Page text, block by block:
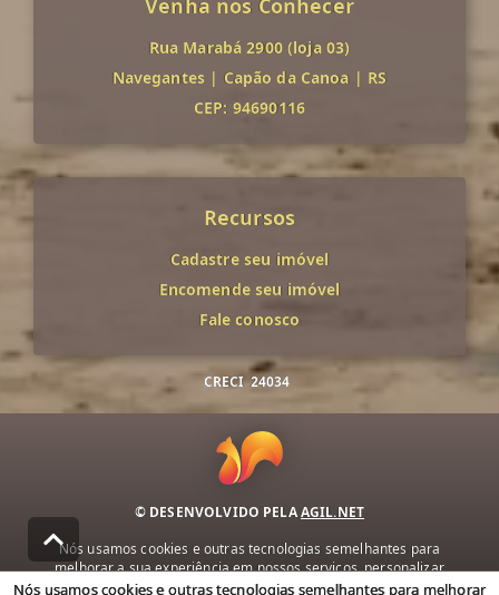
Venha nos Conhecer
Rua Marabá 2900 (loja 03)
Navegantes | Capão da Canoa | RS
CEP: 94690116
Recursos
Cadastre seu imóvel
Encomende seu imóvel
Fale conosco
CRECI 24034
© DESENVOLVIDO PELAAGIL.NET
Nós usamos cookies e outras tecnologias semelhantes para
melhorar a sua experiência em nossos serviços, personalizar
publicidade e recomendar conteúdo de seu interesse. Ao utilizar
Nós usamos cookies e outras tecnologias semelhantes para melhorar